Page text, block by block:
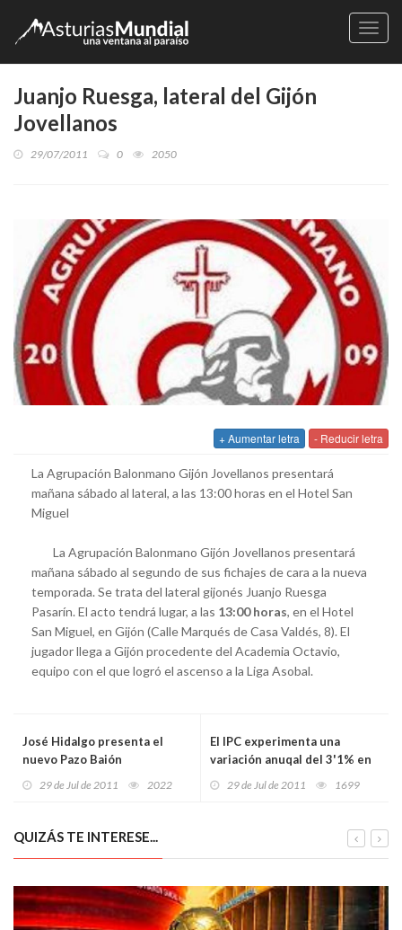
Juanjo Ruesga, lateral del Gijón
Jovellanos
29/07/2011 0 2050
+ Aumentar letra - Reducir letra
La Agrupación Balonmano Gijón Jovellanos presentará
mañana sábado al lateral, a las 13:00 horas en el Hotel San
Miguel
La Agrupación Balonmano Gijón Jovellanos presentará
mañana sábado al segundo de sus fichajes de cara a la nueva
temporada. Se trata del lateral gijonés Juanjo Ruesga
Pasarín. El acto tendrá lugar, a las 13:00 horas, en el Hotel
San Miguel, en Gijón (Calle Marqués de Casa Valdés, 8). El
jugador llega a Gijón procedente del Academia Octavio,
equipo con el que logró el ascenso a la Liga Asobal.
José Hidalgo presenta el
nuevo Pazo Baión
29 de Jul de 2011 2022
El IPC experimenta una
variación anuqal del 3'1% en
29 de Jul de 2011 1699
QUIZÁS TE INTERESE...